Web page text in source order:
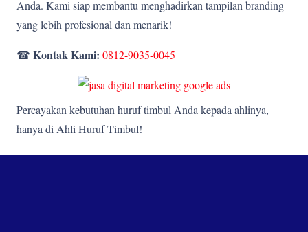
Anda. Kami siap membantu menghadirkan tampilan branding
yang lebih profesional dan menarik!
☎ Kontak Kami: 0812-9035-0045
Percayakan kebutuhan huruf timbul Anda kepada ahlinya,
hanya di Ahli Huruf Timbul!